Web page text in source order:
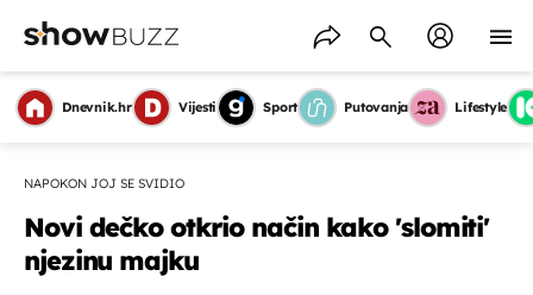
Dnevnik.hr Vijesti Sport Putovanja Lifestyle
NAPOKON JOJ SE SVIDIO
Novi dečko otkrio način kako 'slomiti'
njezinu majku